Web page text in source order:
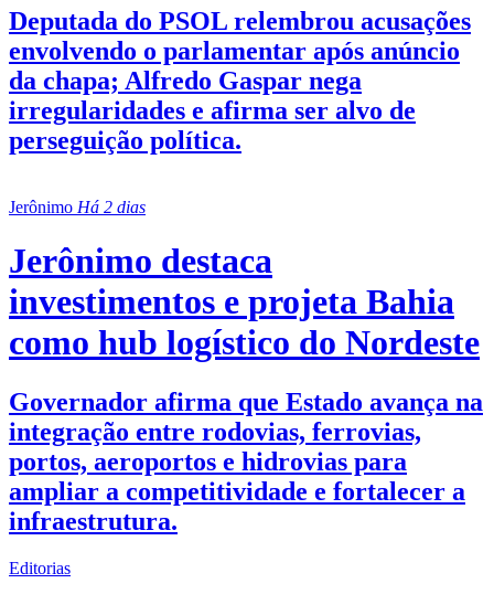
Deputada do PSOL relembrou acusações
envolvendo o parlamentar após anúncio
da chapa; Alfredo Gaspar nega
irregularidades e afirma ser alvo de
perseguição política.
Jerônimo Há 2 dias
Jerônimo destaca
investimentos e projeta Bahia
como hub logístico do Nordeste
Governador afirma que Estado avança na
integração entre rodovias, ferrovias,
portos, aeroportos e hidrovias para
ampliar a competitividade e fortalecer a
infraestrutura.
Editorias